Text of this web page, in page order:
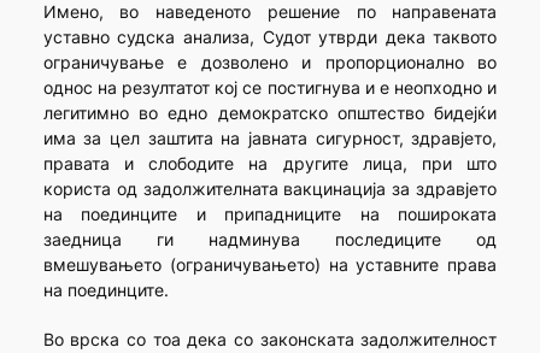
Имено, во наведеното решение по направената
уставно судска анализа, Судот утврди дека таквото
ограничување е дозволено и пропорционално во
однос на резултатот кој се постигнува и е неопходно и
легитимно во едно демократско општество бидејќи
има за цел заштита на јавната сигурност, здравјето,
правата и слободите на другите лица, при што
користа од задолжителната вакцинација за здравјето
на поединците и припадниците на пошироката
заедница ги надминува последиците од
вмешувањето (ограничувањето) на уставните права
на поединците.
Во врска со тоа дека со законскaтa задолжителнoст